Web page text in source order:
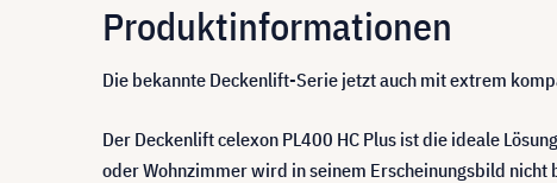
Produktinformationen
Die bekannte Deckenlift-Serie jetzt auch mit extrem
Der Deckenlift celexon PL400 HC Plus ist die ideale
oder Wohnzimmer wird in seinem Erscheinungsbild